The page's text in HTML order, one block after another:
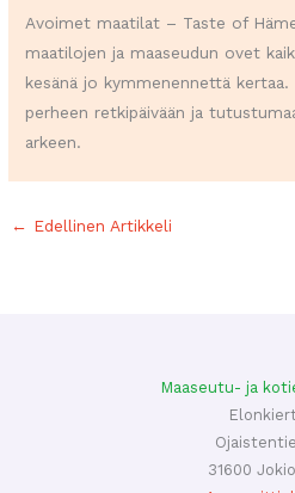
Avoimet maatilat – Taste of
maatilojen ja maaseudun ovet
kesänä jo kymmenennettä
perheen retkipäivään ja
arkeen.
← Edellinen Artikkeli
Maaseutu- ja
31600